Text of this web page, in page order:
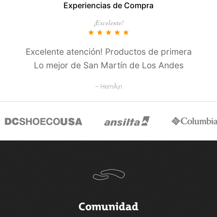
Experiencias de Compra
¡Excelente!
star star star star star
Excelente atención! Productos de primera
Lo mejor de San Martí­n de Los Andes
– HernÃ¡n
Comunidad